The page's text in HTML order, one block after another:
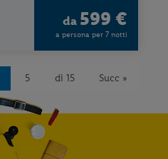
da 599 €
a persona per 7 notti
5 di 15 Succ »